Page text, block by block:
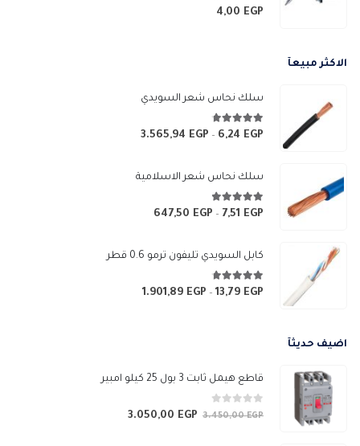
0من 54,00 EGP
الاكثر مبيعآ
سلك نحاس شعر السويدي
4.67 من 5
6,24 EGP
–
3.565,94 EGP
نطاق
منسلك نحاس شعر الاسلامية
4.83 من 5
7,51 EGP
–
647,50 EGP
من
خلال
كابل السويدي تليفون ترمو 0.6 قطر
4.67 من 5
13,79 EGP
–
1.901,89 EGP
نطاق
اضيف حديثآ
قاطع هيمل ثابت 3 بول 25 كيلو امبير
0 من 53.450,00EGP
السعر3.050,00 EGP
السعر